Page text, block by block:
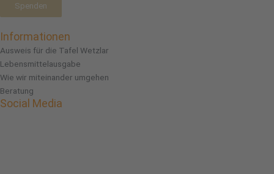
Spenden
Informationen
Ausweis für die Tafel Wetzlar
Lebensmittelausgabe
Wie wir miteinander umgehen
Beratung
Social Media